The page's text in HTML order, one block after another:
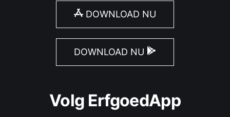
DOWNLOAD NU
DOWNLOAD NU
Volg ErfgoedApp